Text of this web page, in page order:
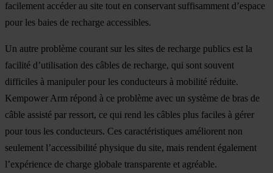
facilement accéder au site tout en conservant suffisamment d’espace
pour les baies de recharge accessibles.
Un autre problème courant sur les sites de recharge publics est la
facilité d’utilisation des câbles de recharge, qui sont souvent
difficiles à manipuler pour les conducteurs à mobilité réduite.
Kempower Arm répond à ce problème avec un système de bras de
câble assisté par ressort, ce qui rend les câbles plus faciles à gérer
pour tous les conducteurs. Ces caractéristiques améliorent non
seulement l’accessibilité physique du site, mais rendent également
l’expérience de charge globale transparente et agréable.